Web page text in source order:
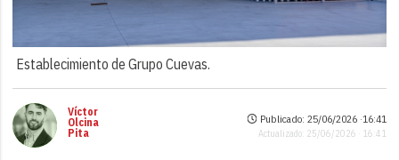
Establecimiento de Grupo Cuevas.
Víctor
Olcina
Pita
Publicado: 25/06/2026 ·16:41
Actualizado: 25/06/2026 · 16:41